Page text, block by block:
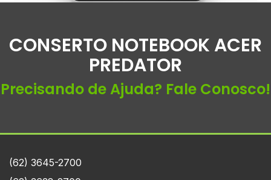
CONSERTO NOTEBOOK ACER
PREDATOR
Precisando de Ajuda? Fale Conosco!
(62) 3645-2700